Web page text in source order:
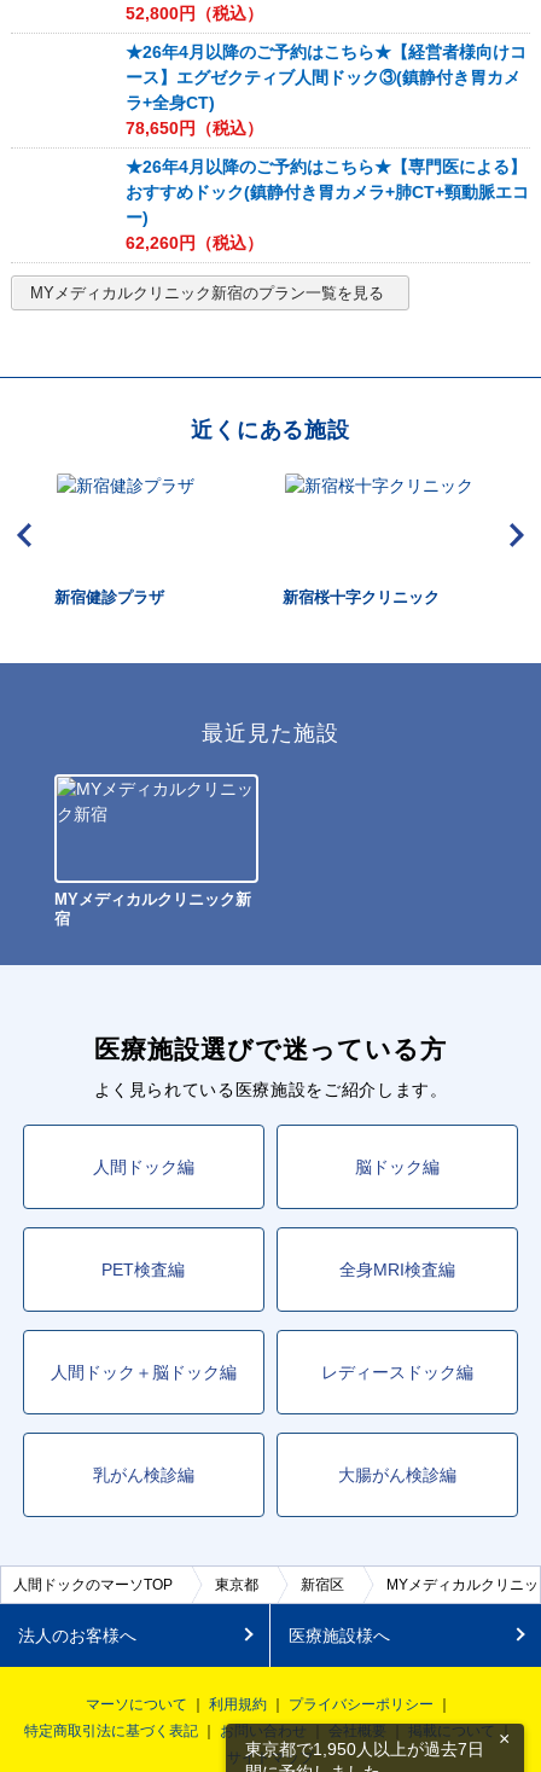
52,800円（税込）
★26年4月以降のご予約はこちら★【経営者様向けコ
ース】エグゼクティブ人間ドック③(鎮静付き胃カメ
ラ+全身CT)
78,650円（税込）
★26年4月以降のご予約はこちら★【専門医による】
おすすめドック(鎮静付き胃カメラ+肺CT+頸動脈エコ
ー)
62,260円（税込）
MYメディカルクリニック新宿のプラン一覧を見る
近くにある施設
新宿健診プラザ 新宿桜十字クリニック
最近見た施設
MYメディカルクリニック新
宿
医療施設選びで迷っている方
よく見られている医療施設をご紹介します。
人間ドック編 脳ドック編
PET検査編 全身MRI検査編
人間ドック＋脳ドック編 レディースドック編
乳がん検診編 大腸がん検診編
人間ドックのマーソTOP 東京都 新宿区 MYメディカルクリニ
法人のお客様へ 医療施設様へ
マーソについて 利用規約
プライバシーポリシー
特定商取引法に基づく表記
お問い合わせ 会社概要
掲載について
サイトマップ
東京都で1,950人以上が過去7日
×